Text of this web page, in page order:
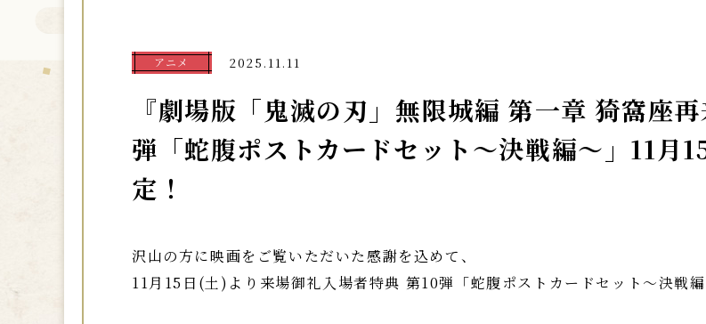
アニメ 2025.11.11
『劇場版「鬼滅の刃」無限城編 第一章 猗窩座
弾「蛇腹ポストカードセット～決戦編～」11月
定！
沢山の方に映画をご覧いただいた感謝を込めて、
11月15日(土)より来場御礼入場者特典 第10弾「蛇腹ポストカードセット～決戦